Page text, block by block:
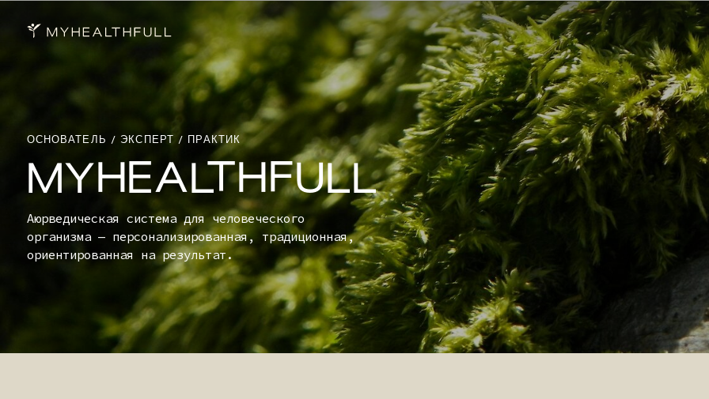
Аюрведическая система для человеческого
организма — персонализированная, традиционная,
ориентированная на результат.
MYHEALTHFULL